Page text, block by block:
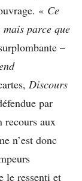
« Ce
mais parce que
–
Discours
par
recours aux
n’est donc
le ressenti et